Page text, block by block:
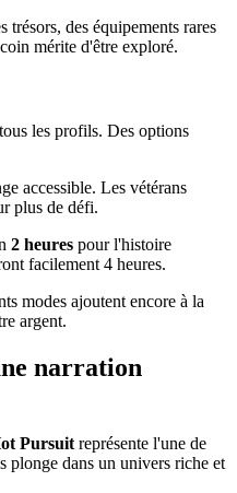
trésors, des équipements rares
mérite d'être exploré.
les profils. Des options
accessible. Les vétérans
plus de défi.
2 heures pour l'histoire
facilement 4 heures.
modes ajoutent encore à la
argent.
narration
Pursuit représente l'une de
plonge dans un univers riche et